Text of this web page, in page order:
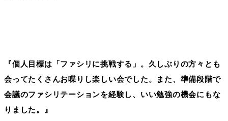
『個人目標は「ファシリに挑戦する」。久しぶりの方々とも
会ってたくさんお喋りし楽しい会でした。また、準備段階で
会議のファシリテーションを経験し、いい勉強の機会にもな
りました。』